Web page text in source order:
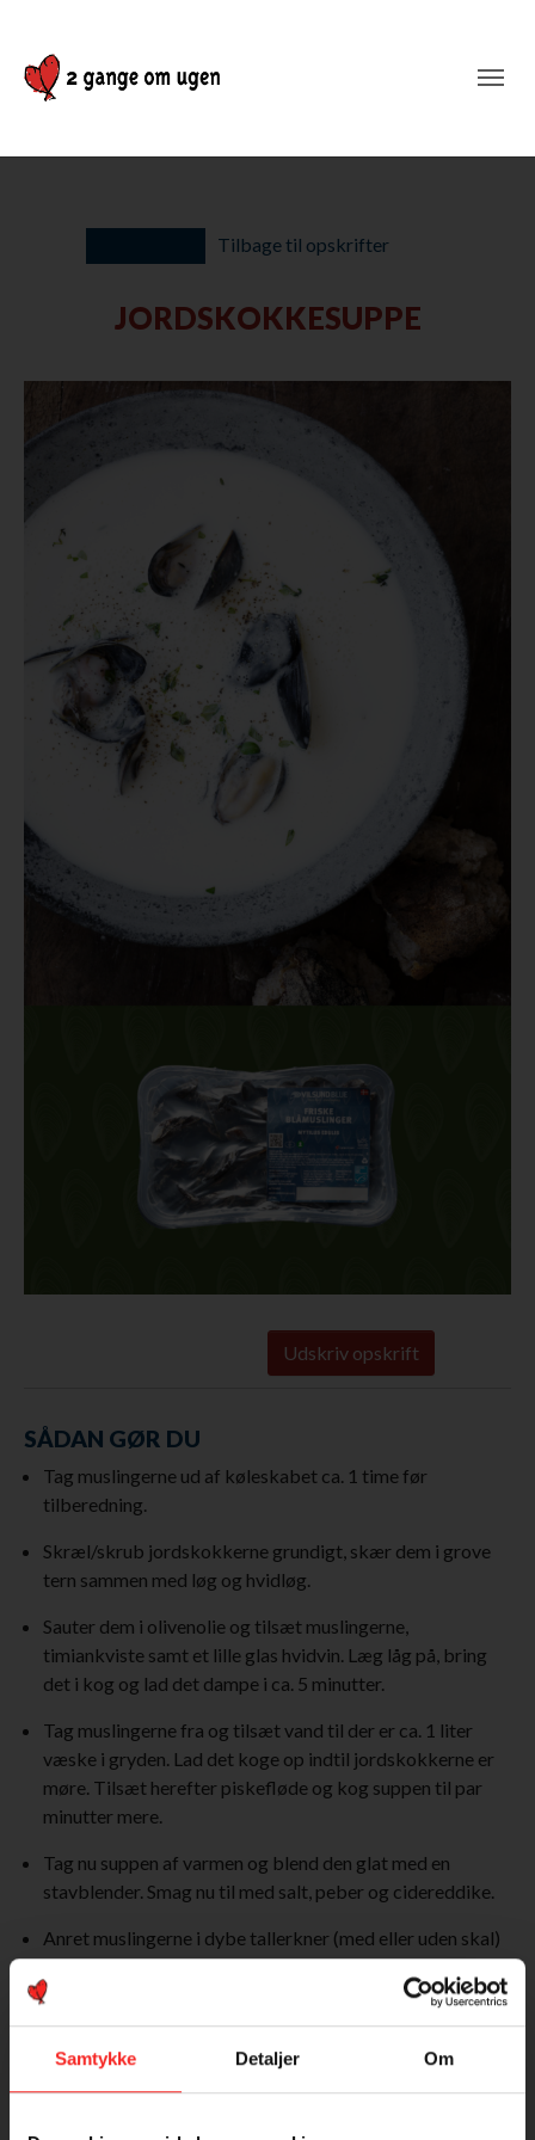
Samtykke Detaljer Om
Tilbage til opskrifter
JORDSKOKKESUPPE
Udskriv opskrift
SÅDAN GØR DU
Tag muslingerne ud af køleskabet ca. 1 time før
tilberedning.
Skræl/skrub jordskokkerne grundigt, skær dem i grove
tern sammen med løg og hvidløg.
Sauter dem i olivenolie og tilsæt muslingerne,
timiankviste samt et lille glas hvidvin. Læg låg på, bring
det i kog og lad det dampe i ca. 5 minutter.
Tag muslingerne fra og tilsæt vand til der er ca. 1 liter
væske i gryden. Lad det koge op indtil jordskokkerne er
møre. Tilsæt herefter piskefløde og kog suppen til par
minutter mere.
Tag nu suppen af varmen og blend den glat med en
stavblender. Smag nu til med salt, peber og cidereddike.
Anret muslingerne i dybe tallerkner (med eller uden skal)
og hæld den varme suppe over. Pynt med purløg.
Spises med godt brød til.